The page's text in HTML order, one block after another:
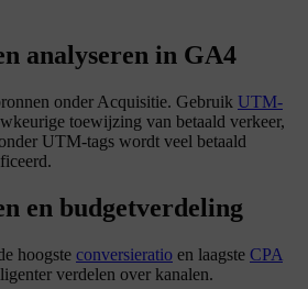
analyseren in GA4
onder Acquisitie. Gebruik UTM-
toewijzing van betaald verkeer,
UTM-tags wordt veel betaald
en budgetverdeling
hoogste conversieratio en laagste CPA
verdelen over kanalen.